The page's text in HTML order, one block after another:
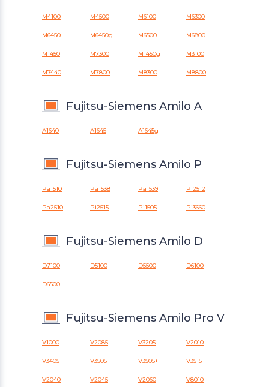
M4100 M4500 M6100 M6300
M6450 M6450g M6500 M6800
M1450 M7300 M1450g M3100
M7440 M7800 M8300 M8800
Fujitsu-Siemens Amilo A
A1640 A1645 A1645g
Fujitsu-Siemens Amilo P
Pa1510 Pa1538 Pa1539 Pi2512
Pa2510 Pi2515 Pi1505 Pi3660
Fujitsu-Siemens Amilo D
D7100 D5100 D5500 D6100
D6500
Fujitsu-Siemens Amilo Pro V
V1000 V2085 V3205 V2010
V3405 V3505 V3505+ V3515
V2040 V2045 V2060 V8010